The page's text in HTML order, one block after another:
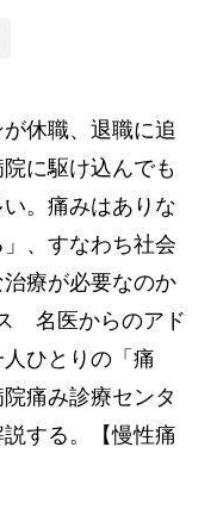
休職、退職に追
に駆け込んでも
。痛みはありな
、すなわち社会
療が必要なのか
名医からのアド
ひとりの「痛
痛み診療センタ
する。【慢性痛